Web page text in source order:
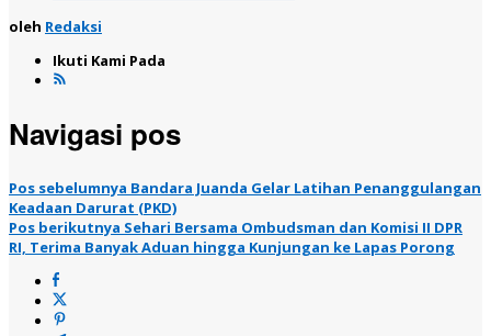
oleh Redaksi
Ikuti Kami Pada
Navigasi pos
Pos sebelumnya Bandara Juanda Gelar Latihan Penanggulangan
Keadaan Darurat (PKD)
Pos berikutnya Sehari Bersama Ombudsman dan Komisi II DPR
RI, Terima Banyak Aduan hingga Kunjungan ke Lapas Porong